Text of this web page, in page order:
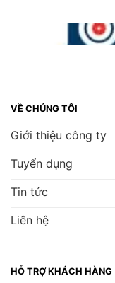
VỀ CHÚNG TÔI
Giới thiệu công ty
Tuyển dụng
Tin tức
Liên hệ
HỖ TRỢ KHÁCH HÀNG